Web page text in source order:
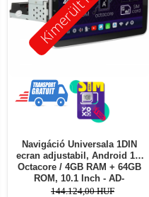
Navigáció Universala 1DIN
ecran adjustabil, Android 13,
Octacore / 4GB RAM + 64GB
ROM, 10.1 Inch - AD-
BGA1001DIN
144.124,00 HUF